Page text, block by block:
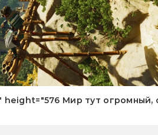
height="576 Мир тут огромный,